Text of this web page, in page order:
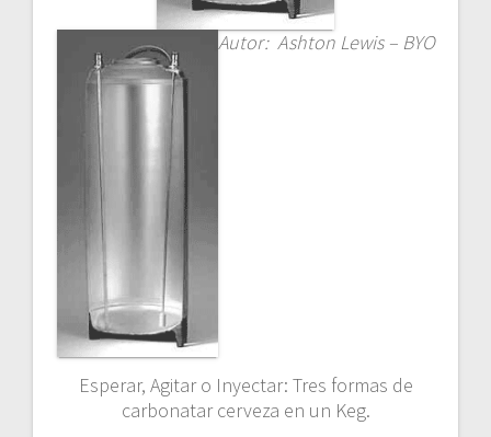
Autor: Ashton Lewis – BYO
Esperar, Agitar o Inyectar: Tres formas de
carbonatar cerveza en un Keg.